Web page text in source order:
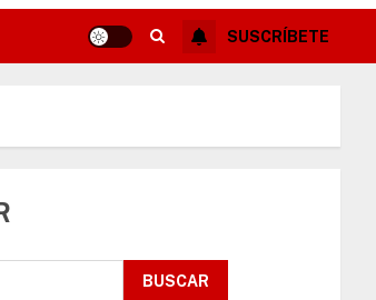
SUSCRÍBETE
BUSCAR